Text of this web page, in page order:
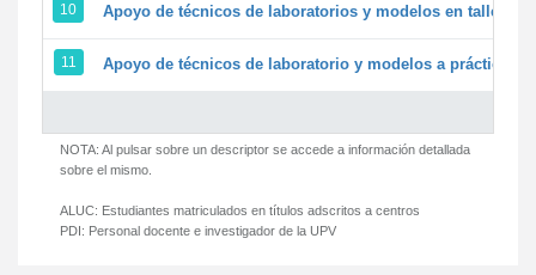
10 Apoyo de técnicos de laboratorios y modelos en
11 Apoyo de técnicos de laboratorio y modelos a prácticas
NOTA: Al pulsar sobre un descriptor se accede a información detallada
sobre el mismo.
ALUC: Estudiantes matriculados en títulos adscritos a centros
PDI: Personal docente e investigador de la UPV